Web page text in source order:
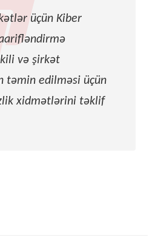
üçün Kiber
və şirkət
təmin edilməsi üçün
xidmətlərini təklif